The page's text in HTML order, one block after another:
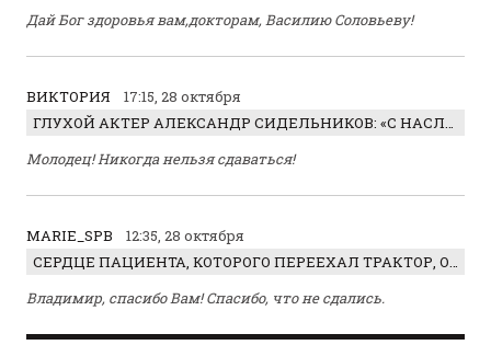
Дай Бог здоровья вам,докторам, Василию Соловьеву!
ВИКТОРИЯ
17:15, 28 октября
ГЛУХОЙ АКТЕР АЛЕКСАНДР СИДЕЛЬНИКОВ: «С НАСЛАЖДЕНИЕМ ИГРАЛ ОТРИЦАТЕЛЬНОГО ГЕРОЯ!»
Молодец! Никогда нельзя сдаваться!
MARIE_SPB
12:35, 28 октября
СЕРДЦЕ ПАЦИЕНТА, КОТОРОГО ПЕРЕЕХАЛ ТРАКТОР, ОБНАРУЖИЛИ… В ЖИВОТЕ
Владимир, спасибо Вам! Спасибо, что не сдались.